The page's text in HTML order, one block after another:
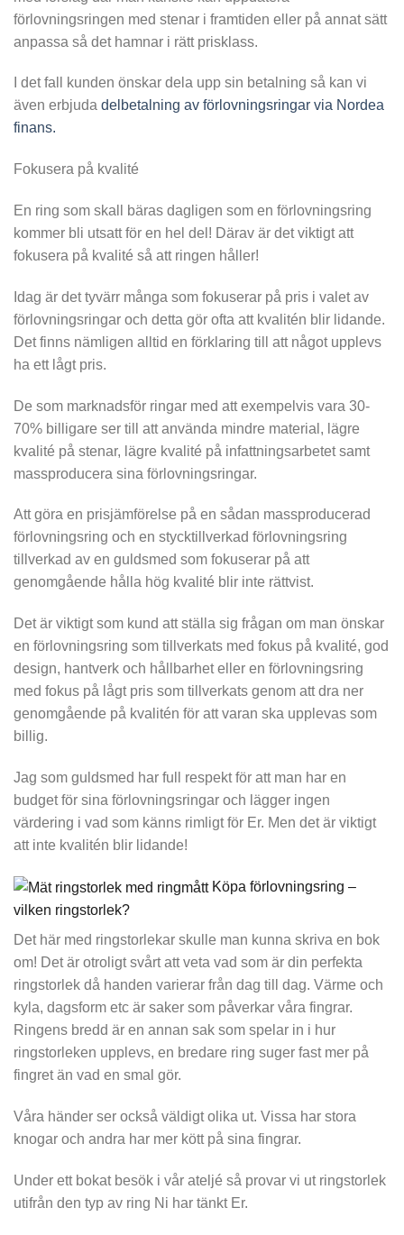
förlovningsringen med stenar i framtiden eller på annat sätt
anpassa så det hamnar i rätt prisklass.
I det fall kunden önskar dela upp sin betalning så kan vi
även erbjuda delbetalning av förlovningsringar via Nordea
finans.
Fokusera på kvalité
En ring som skall bäras dagligen som en förlovningsring
kommer bli utsatt för en hel del! Därav är det viktigt att
fokusera på kvalité så att ringen håller!
Idag är det tyvärr många som fokuserar på pris i valet av
förlovningsringar och detta gör ofta att kvalitén blir lidande.
Det finns nämligen alltid en förklaring till att något upplevs
ha ett lågt pris.
De som marknadsför ringar med att exempelvis vara 30-
70% billigare ser till att använda mindre material, lägre
kvalité på stenar, lägre kvalité på infattningsarbetet samt
massproducera sina förlovningsringar.
Att göra en prisjämförelse på en sådan massproducerad
förlovningsring och en stycktillverkad förlovningsring
tillverkad av en guldsmed som fokuserar på att
genomgående hålla hög kvalité blir inte rättvist.
Det är viktigt som kund att ställa sig frågan om man önskar
en förlovningsring som tillverkats med fokus på kvalité, god
design, hantverk och hållbarhet eller en förlovningsring
med fokus på lågt pris som tillverkats genom att dra ner
genomgående på kvalitén för att varan ska upplevas som
billig.
Jag som guldsmed har full respekt för att man har en
budget för sina förlovningsringar och lägger ingen
värdering i vad som känns rimligt för Er. Men det är viktigt
att inte kvalitén blir lidande!
Köpa förlovningsring –
vilken ringstorlek?
Det här med ringstorlekar skulle man kunna skriva en bok
om! Det är otroligt svårt att veta vad som är din perfekta
ringstorlek då handen varierar från dag till dag. Värme och
kyla, dagsform etc är saker som påverkar våra fingrar.
Ringens bredd är en annan sak som spelar in i hur
ringstorleken upplevs, en bredare ring suger fast mer på
fingret än vad en smal gör.
Våra händer ser också väldigt olika ut. Vissa har stora
knogar och andra har mer kött på sina fingrar.
Under ett bokat besök i vår ateljé så provar vi ut ringstorlek
utifrån den typ av ring Ni har tänkt Er.